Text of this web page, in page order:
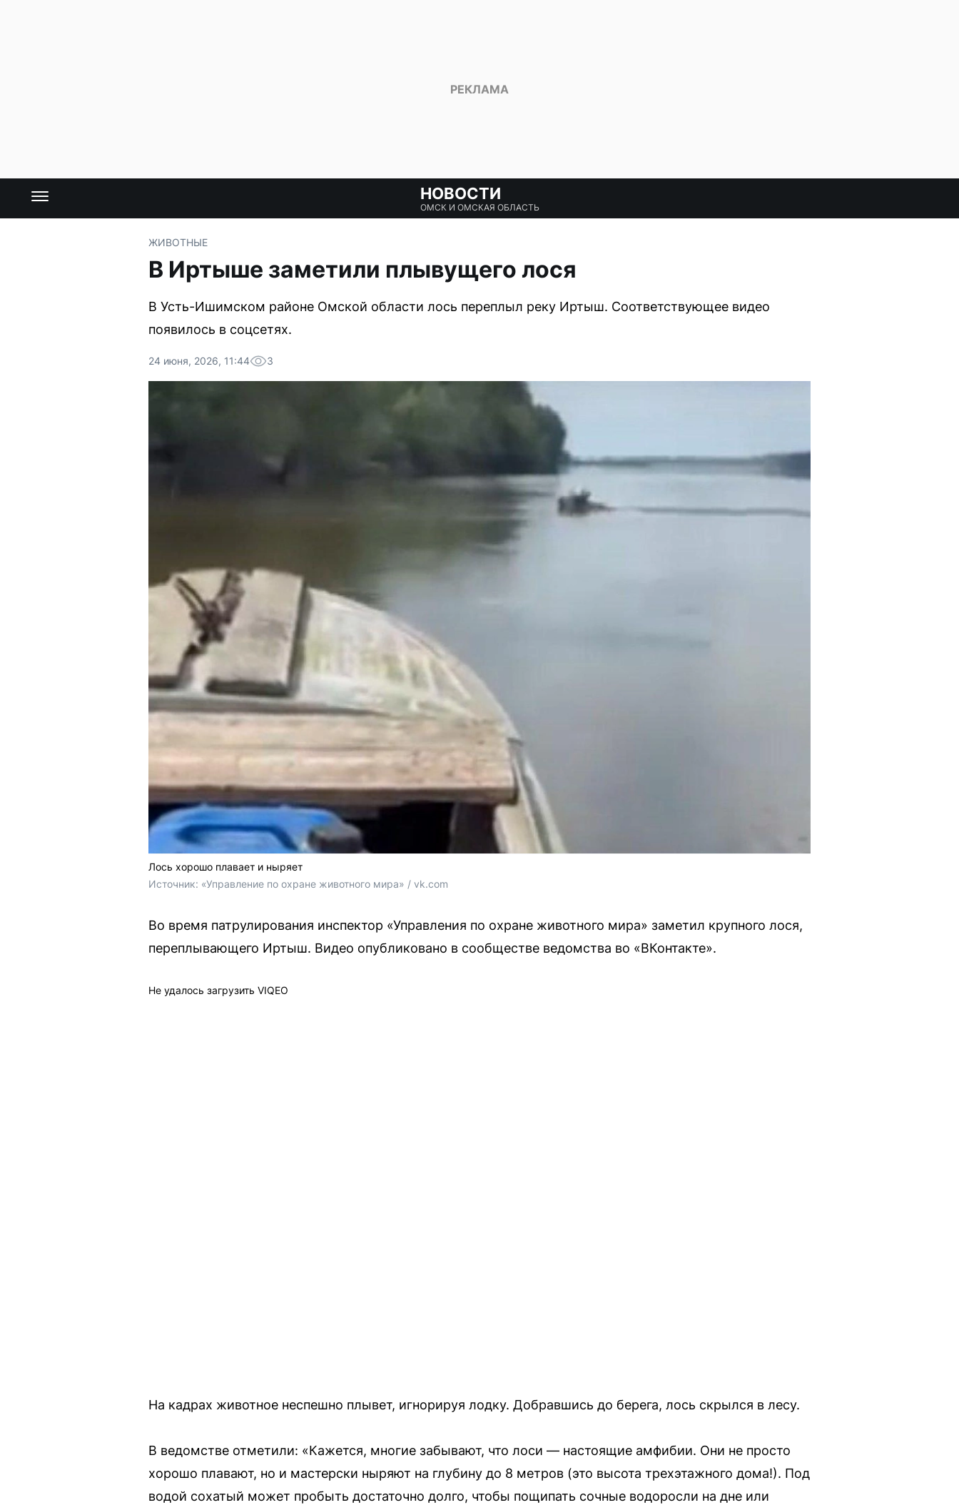
НОВОСТИ
ОМСК И ОМСКАЯ ОБЛАСТЬ
ЖИВОТНЫЕ
В Иртыше заметили плывущего лося
В Усть-Ишимском районе Омской области лось переплыл реку Иртыш. Соответствующее видео
появилось в соцсетях.
24 июня, 2026, 11:44 3
Лось хорошо плавает и ныряет
Источник: «Управление по охране животного мира» / vk.com
Во время патрулирования инспектор «Управления по охране животного мира» заметил крупного лося,
переплывающего Иртыш. Видео опубликовано в сообществе ведомства во «ВКонтакте».
Не удалось загрузить VIQEO
На кадрах животное неспешно плывет, игнорируя лодку. Добравшись до берега, лось скрылся в лесу.
В ведомстве отметили: «Кажется, многие забывают, что лоси — настоящие амфибии. Они не просто
хорошо плавают, но и мастерски ныряют на глубину до 8 метров (это высота трехэтажного дома!). Под
водой сохатый может пробыть достаточно долго, чтобы пощипать сочные водоросли на дне или